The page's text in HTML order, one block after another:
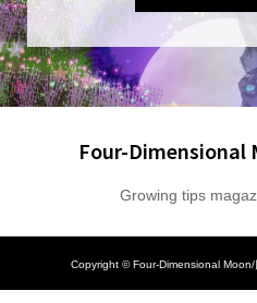
Four-Dimensional
Growing tips
Copyright ©Four-Dimensional Moon/